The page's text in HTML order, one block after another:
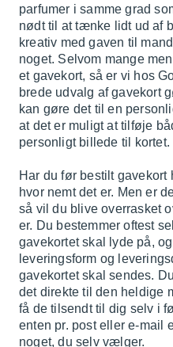
parfumer i samme grad
nødt til at tænke lidt ud af
kreativ med gaven til
noget. Selvom mange
et gavekort, så er vi hos
brede udvalg af gavekort
kan gøre det til en
at det er muligt at tilføje
personligt billede til kortet.
Har du før bestilt gavekort
hvor nemt det er. Men er
så vil du blive overrasket
er. Du bestemmer oftest
gavekortet skal lyde på,
leveringsform og
gavekortet skal sendes.
det direkte til den heldige
få de tilsendt til dig selv i
enten pr. post eller e-mail
noget, du selv vælger.